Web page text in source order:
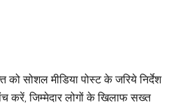
को सोशल मीडिया पोस्ट के जरिये निर्देश
करें, जिम्मेदार लोगों के खिलाफ सख्त